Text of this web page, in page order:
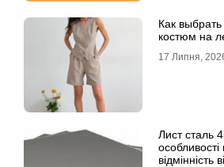
Как
костюм на
17 Липня,
Лист сталь
відмінність